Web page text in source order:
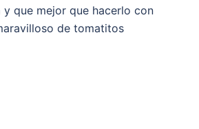
que mejor que hacerlo con
de tomatitos